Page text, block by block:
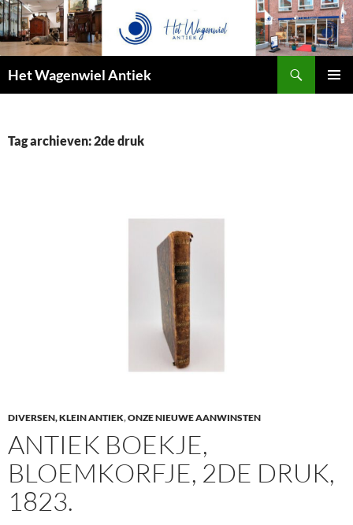
Het Wagenwiel Antiek
Tag archieven: 2de druk
DIVERSEN, KLEIN ANTIEK,ONZE NIEUWE AANWINSTEN
ANTIEK BOEKJE,
BLOEMKORFJE, 2DE DRUK,
1823.